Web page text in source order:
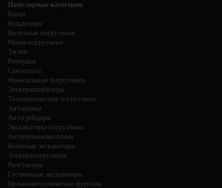
Популярные категории
Катки
Бульдозеры
Вилочные погрузчики
Мини-погрузчики
Тягачи
Ричтраки
Самосвалы
Фронтальные погрузчики
Электроштабелеры
Телескопические погрузчики
Автокраны
Автогрейдеры
Экскаваторы-погрузчики
Автобетоносмесители
Колесные экскаваторы
Электропогрузчики
Ричстакеры
Гусеничные экскаваторы
Цельнометаллические фургоны